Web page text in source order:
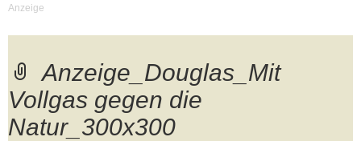
Anzeige_Douglas_Mit
Vollgas gegen die
Natur_300x300